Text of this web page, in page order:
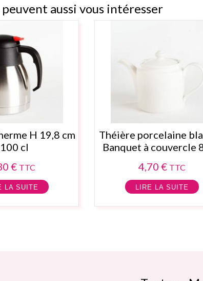
aussi vous intéresser
H 19,8 cm
cl
€ TTC
LA SUITE
Théière porcelaine
Banquet à couvercle
4,70 € TTC
LIRE LA SUITE